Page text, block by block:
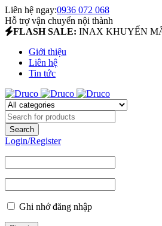
Liên hệ ngay:0936 072 068
Hỗ trợ vận chuyển nội thành
FLASH SALE: INAX KHUYẾN
Giới thiệu
Liên hệ
Tin tức
Login/Register
Ghi nhớ đăng nhập